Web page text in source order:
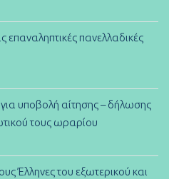
επαναληπτικές πανελλαδικές
υποβολή αίτησης – δήλωσης
τους ωραρίου
Έλληνες του εξωτερικού και